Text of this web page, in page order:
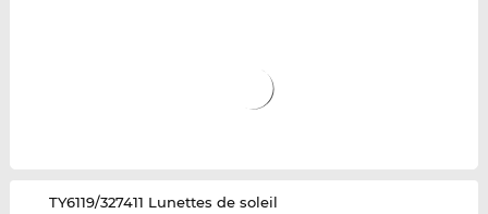
‌TY6119/327411 Lunettes de soleil